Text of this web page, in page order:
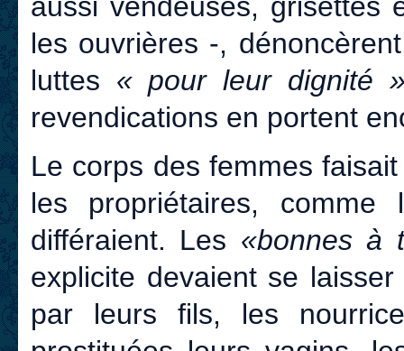
aussi vendeuses, grisettes
les ouvrières -,
luttes « pour leur dignité
revendications en portent
Le corps des femmes
les propriétaires,
différaient. Les «bonnes à
explicite devaient se
par leurs fils, les